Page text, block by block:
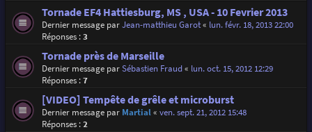
Tornade EF4 Hattiesburg, MS , USA - 10 Fevrier 2013
Dernier message parJean-matthieu Garot« lun. févr. 18, 2013 22:00
Réponses :3
Tornade près de Marseille
Dernier message parSébastien Fraud« lun. oct. 15, 2012 12:29
Réponses :7
[VIDEO] Tempête de grêle et microburst
Dernier message par Martial« ven. sept. 21, 2012 15:48
Réponses :2